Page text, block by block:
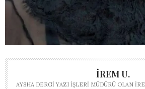
İREM U.
AYSHA DERGI YAZI İŞLERI MÜDÜRÜ OLAN